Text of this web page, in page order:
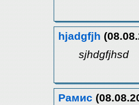
hjadgfjh
sjhdgfjhsd
Рамис